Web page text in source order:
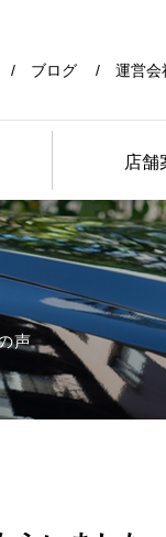
ブログ 運営会
店舗
声